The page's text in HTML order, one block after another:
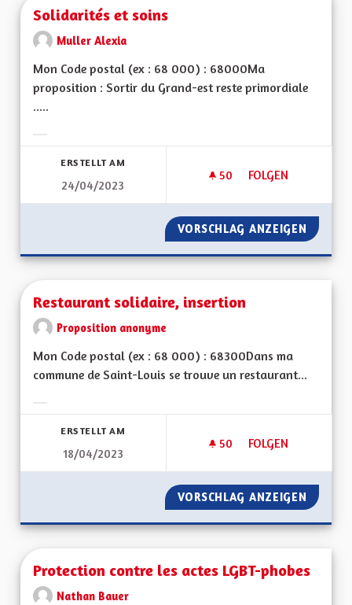
Solidarités et soins
Muller Alexia
Mon Code postal (ex : 68 000) : 68000Ma
proposition : Sortir du Grand-est reste primordiale
.....
ERSTELLT AM
24/04/2023
50 50 FOLLOWER
FOLGEN
SOLIDARITÉS ET
VORSCHLAG ANZEIGEN
Restaurant solidaire, insertion
Proposition anonyme
Mon Code postal (ex : 68 000) : 68300Dans ma
commune de Saint-Louis se trouve un restaurant...
ERSTELLT AM
18/04/2023
50 50 FOLLOWER
FOLGEN
RESTAURANT
VORSCHLAG ANZEIGEN
Protection contre les actes LGBT-phobes
Nathan Bauer